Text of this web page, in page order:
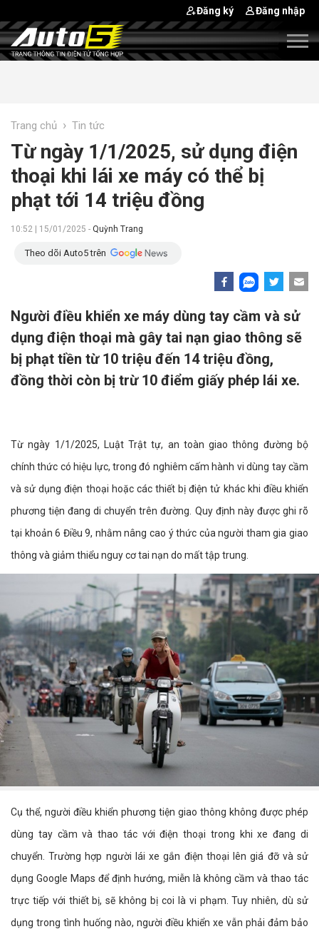
Đăng ký Đăng nhập
Trang chủ › Tin tức
Từ ngày 1/1/2025, sử dụng điện
thoại khi lái xe máy có thể bị
phạt tới 14 triệu đồng
10:52 | 15/01/2025 - Quỳnh Trang
Theo dõi Auto5 trên
Người điều khiển xe máy dùng tay cầm và sử
dụng điện thoại mà gây tai nạn giao thông sẽ
bị phạt tiền từ 10 triệu đến 14 triệu đồng,
đồng thời còn bị trừ 10 điểm giấy phép lái xe.
Từ ngày 1/1/2025, Luật Trật tự, an toàn giao thông đường bộ
chính thức có hiệu lực, trong đó nghiêm cấm hành vi dùng tay cầm
và sử dụng điện thoại hoặc các thiết bị điện tử khác khi điều khiển
phương tiện đang di chuyển trên đường. Quy định này được ghi rõ
tại khoản 6 Điều 9, nhằm nâng cao ý thức của người tham gia giao
thông và giảm thiểu nguy cơ tai nạn do mất tập trung.
Cụ thể, người điều khiển phương tiện giao thông không được phép
dùng tay cầm và thao tác với điện thoại trong khi xe đang di
chuyển. Trường hợp người lái xe gắn điện thoại lên giá đỡ và sử
dụng Google Maps để định hướng, miễn là không cầm và thao tác
trực tiếp với thiết bị, sẽ không bị coi là vi phạm. Tuy nhiên, dù sử
dụng trong tình huống nào, người điều khiển xe vẫn phải đảm bảo